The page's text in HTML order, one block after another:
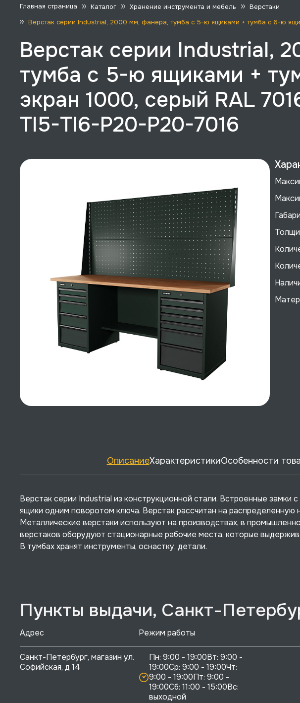
Главная страница Каталог Хранение инструмента и мебель
Верстаки
Верстак серии Industrial, 2000 мм, фанера, тумба с 5-ю ящиками + тумба с 6-ю
Верстак серии Industrial,
тумба с 5-ю ящиками +
экран 1000, серый RAL
TI5-TI6-P20-P20-7016
ОписаниеХарактеристикиОсобенности
Верстак серии Industrial из конструкционной стали. Встроенные замки
ящики одним поворотом ключа. Верстак рассчитан на распределенную
Металлические верстаки используют на производствах, в
верстаков оборудуют стационарные рабочие места, которые
В тумбах хранят инструменты, оснастку, детали.
Пункты выдачи, Санкт-
Адрес Режим работы
Санкт-Петербург, магазин ул.
Софийская, д 14
Пн: 9:00 - 19:00Вт: 9:00 -
19:00Ср: 9:00 - 19:00Чт:
9:00 - 19:00Пт: 9:00 -
19:00Сб: 11:00 - 15:00Вс:
выходной